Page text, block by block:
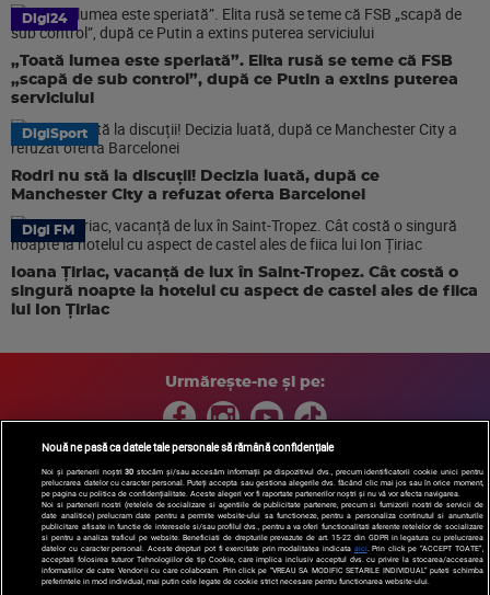
Digi24
„Toată lumea este speriată”. Elita rusă se teme că FSB
„scapă de sub control”, după ce Putin a extins puterea
serviciului
DigiSport
Rodri nu stă la discuții! Decizia luată, după ce
Manchester City a refuzat oferta Barcelonei
Digi FM
Ioana Țiriac, vacanță de lux în Saint-Tropez. Cât costă o
singură noapte la hotelul cu aspect de castel ales de fiica
lui Ion Țiriac
Urmărește-ne și pe:
Copyright © 2026 / DIGI ROMANIA S.A.
Arhiva
Comunicate de presă Politica de confidentialitate
Termeni
si conditii
Gestionați preferințele| Contact/Info Codul etic
Nouă ne pasă ca datele tale personale să rămână confidențiale
Noi și partenerii noștri30 stocăm și/sau accesăm informații pe dispozitivul dvs., precum identificatorii cookie unici pentru
prelucrarea datelor cu caracter personal. Puteți accepta sau gestiona alegerile dvs. făcând clic mai jos sau în orice moment,
pe pagina cu politica de confidențialitate. Aceste alegeri vor fi raportate partenerilor noștri și nu vă vor afecta navigarea.
Noi si partenerii nostri (retelele de socializare si agentiile de publicitate partenere, precum si furnizorii nostri de servicii de
date analitice) prelucram date pentru a permite website-ului sa functioneze, pentru a personaliza continutul si anunturile
publicitare afisate in functie de interesele si/sau profilul dvs., pentru a va oferi functionalitati aferente retelelor de socializare
si pentru a analiza traficul pe website. Beneficiati de drepturile prevazute de art. 15-22 din GDPR in legatura cu prelucrarea
datelor cu caracter personal. Aceste drepturi pot fi exercitate prin modalitatea indicata aici. Prin click pe “ACCEPT TOATE”,
acceptati folosirea tuturor Tehnologiilor de tip Cookie, care implica inclusiv acceptul dvs. cu privire la stocarea/accesarea
informatiilor de catre Vendor-ii cu care colaboram. Prin click pe “VREAU SA MODIFIC SETARILE INDIVIDUAL” puteti schimba
preferintele in mod individual, mai putin cele legate de cookie strict necesare pentru functionarea website-ului.